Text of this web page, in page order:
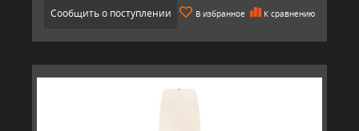
Сообщить о поступлении В избранное К сравнению